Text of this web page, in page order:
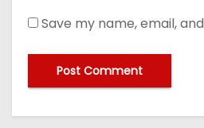
Save my name, email,